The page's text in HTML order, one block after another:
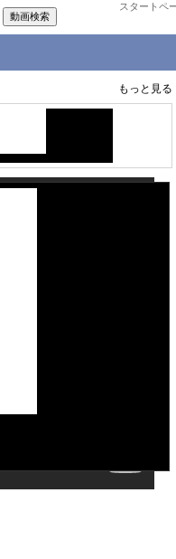
スタートペ
もっと見る